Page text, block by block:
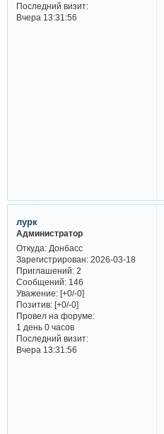
Последний визит:
Вчера 13:31:56
лурк
Администратор
Откуда:Донбасс
Зарегистрирован: 2026-03-18
Приглашений:2
Сообщений:146
Уважение: [+0/-0]
Позитив: [+0/-0]
Провел на форуме:
1 день 0 часов
Последний визит:
Вчера 13:31:56